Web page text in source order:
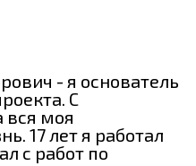
- я основатель
С
вся моя
17 лет я работал
с работ по